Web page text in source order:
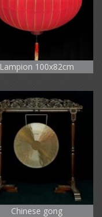
Lampion 100x82cm
Chinese gong